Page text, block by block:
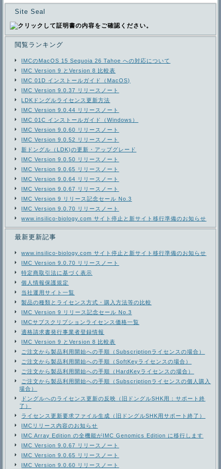
Site Seal
閲覧ランキング
IMCのMacOS 15 Sequoia 26 Tahoe への対応について
IMC Version 9 とVersion 8 比較表
IMC 01D インストールガイド（MacOS)
IMC Version 9.0.37 リリースノート
LDKドングルライセンス更新方法
IMC Version 9.0.44 リリースノート
IMC 01C インストールガイド（Windows）
IMC Version 9.0.60 リリースノート
IMC Version 9.0.52 リリースノート
新ドングル（LDK)の更新・アップグレード
IMC Version 9.0.50 リリースノート
IMC Version 9.0.65 リリースノート
IMC Version 9.0.64 リリースノート
IMC Version 9.0.67 リリースノート
IMC Version 9 リリース記念セール No.3
IMC Version 9.0.70 リリースノート
www.insilico-biology.com サイト停止と新サイト移行準備のお知らせ
最新更新記事
www.insilico-biology.com サイト停止と新サイト移行準備のお知らせ
IMC Version 9.0.70 リリースノート
特定商取引法に基づく表示
個人情報保護規定
当社運用サイト一覧
製品の種類とライセンス方式・購入方法等の比較
IMC Version 9 リリース記念セール No.3
IMCサブスクリプションライセンス価格一覧
適格請求書発行事業者登録情報
IMC Version 9 とVersion 8 比較表
ご注文から製品利用開始への手順（Subscriptionライセンスの場合）
ご注文から製品利用開始への手順（SoftKeyライセンスの場合）
ご注文から製品利用開始への手順（HardKeyライセンスの場合）
ご注文から製品利用開始への手順（Subscriptionライセンスの個人購入
場合）
ドングルへのライセンス更新の反映（旧ドングルSHK用：サポート終
了）
ライセンス更新要求ファイル生成（旧ドングルSHK用サポート終了）
IMCリリース内容のお知らせ
IMC Array Edition の全機能がIMC Genomics Edition に移行します
IMC Version 9.0.67 リリースノート
IMC Version 9.0.65 リリースノート
IMC Version 9.0.60 リリースノート